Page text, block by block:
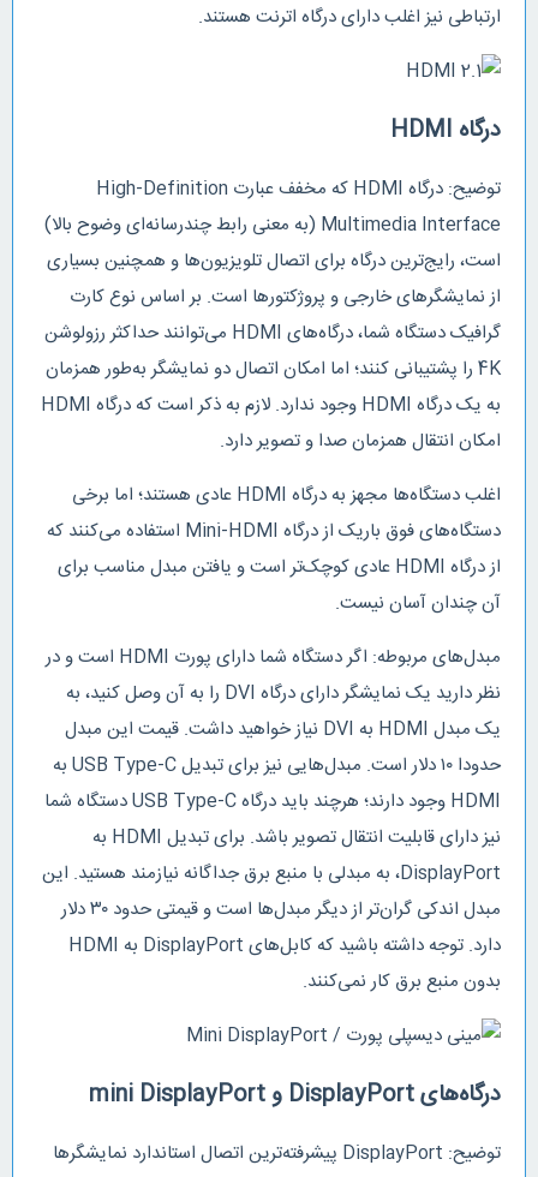
ارتباطی نیز اغلب دارای درگاه اترنت هستند.
درگاه HDMI
توضیح: درگاه HDMI که مخفف عبارت High-Definition
Multimedia Interface (به معنی رابط چندرسانه‌ای وضوح بالا)
است، رایج‌ترین درگاه برای اتصال تلویزیون‌ها و همچنین بسیاری
از نمایشگرهای خارجی و پروژکتورها است. بر اساس نوع کارت
گرافیک‌ دستگاه شما، درگاه‌های HDMI می‌توانند حداکثر رزولوشن
4K را پشتیبانی کنند؛ اما امکان اتصال دو نمایشگر به‌طور همزمان
به یک درگاه HDMI وجود ندارد. لازم به ذکر است که درگاه HDMI
امکان انتقال همزمان صدا و تصویر دارد.
اغلب دستگاه‌ها مجهز به درگاه HDMI عادی هستند؛ اما برخی
دستگاه‌های فوق باریک از درگاه Mini-HDMI استفاده می‌کنند که
از درگاه HDMI عادی کوچک‌تر است و یافتن مبدل مناسب برای
آن‌ چندان آسان نیست.
مبدل‌های مربوطه: اگر دستگاه شما دارای پورت HDMI است و در
نظر دارید یک نمایشگر دارای درگاه DVI را به آن وصل کنید، به
یک مبدل HDMI به DVI نیاز خواهید داشت. قیمت این مبدل
حدودا ۱۰ دلار است. مبدل‌هایی نیز برای تبدیل USB Type-C به
HDMI وجود دارند؛ هرچند باید درگاه USB Type-C دستگاه شما
نیز دارای قابلیت انتقال تصویر باشد. برای تبدیل HDMI به
DisplayPort، به مبدلی با منبع برق جداگانه نیازمند هستید. این
مبدل اندکی گران‌تر از دیگر مبدل‌ها است و قیمتی حدود ۳۰ دلار
دارد. توجه داشته باشید که کابل‌های DisplayPort به HDMI
بدون منبع برق کار نمی‌کنند.
درگاه‌های DisplayPort و mini DisplayPort
توضیح: DisplayPort پیشرفته‌ترین اتصال استاندارد نمایشگرها